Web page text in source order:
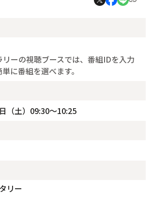
ーの視聴ブースでは、番組IDを入力
に番組を選べます。
（土）09:30～10:25
リー